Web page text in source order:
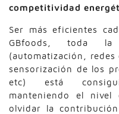
competitividad
Ser más eficientes
GBfoods, toda la
(automatización, redes
sensorización de los
etc) está
manteniendo el
olvidar la